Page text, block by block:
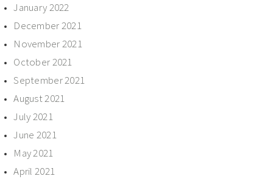
January 2022
December 2021
November 2021
October 2021
September 2021
August 2021
July 2021
June 2021
May 2021
April 2021